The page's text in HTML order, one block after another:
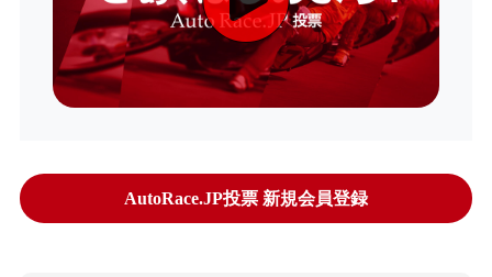
AutoRace.JP投票 新規会員登録